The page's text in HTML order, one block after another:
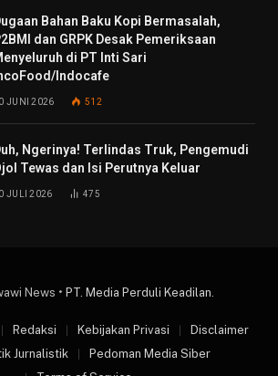
Bahan Baku Kopi Bermasalah,
dan GRPK Desak Pemeriksaan
di PT Inti Sari
Indocafe
JUNI 2026 512
Ngerinya! Terlindas Truk, Pengemudi
Tewas dan Isi Perutnya Keluar
JULI 2026 475
News • PT. Media Perduli Keadilan.
Redaksi Kebijakan Privasi
Disclaimer
Jurnalistik
Pedoman Media Siber